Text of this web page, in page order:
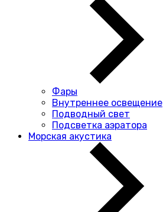
Фары
Внутреннее освещение
Подводный свет
Подсветка аэратора
Морская акустика